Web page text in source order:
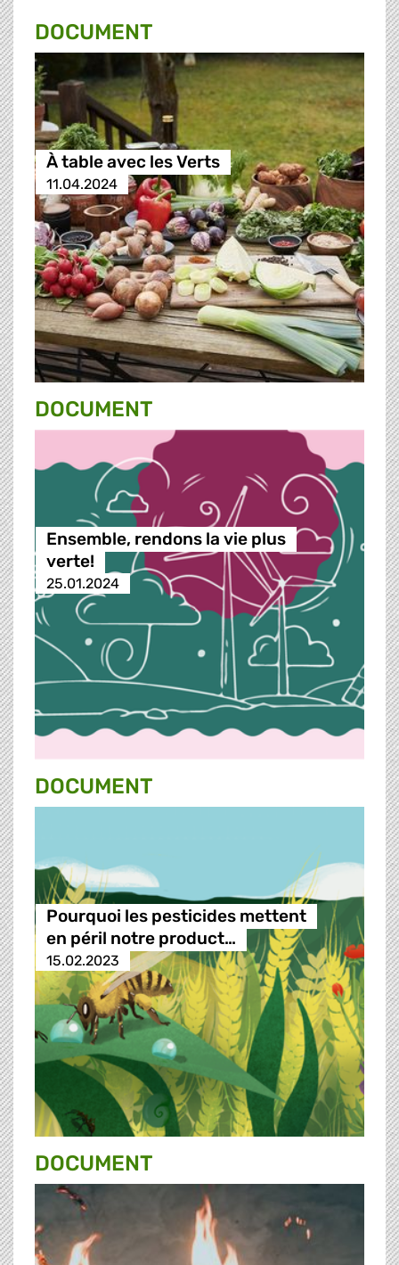
DOCUMENT
À table avec les Verts
11.04.2024
DOCUMENT
Ensemble, rendons la vie plus
verte!
25.01.2024
DOCUMENT
Pourquoi les pesticides mettent
en péril notre product…
15.02.2023
DOCUMENT